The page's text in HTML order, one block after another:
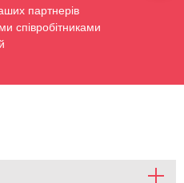
партнерів
співробітниками